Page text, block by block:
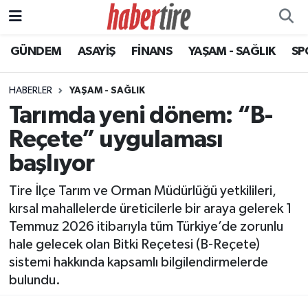
GÜNDEM ASAYİŞ FİNANS YAŞAM - SAĞLIK
HABERLER YAŞAM - SAĞLIK
Tarımda yeni dönem: “B-
Reçete” uygulaması
başlıyor
Tire İlçe Tarım ve Orman Müdürlüğü yetkilileri,
kırsal mahallelerde üreticilerle bir araya gelerek 1
Temmuz 2026 itibarıyla tüm Türkiye’de zorunlu
hale gelecek olan Bitki Reçetesi (B-Reçete)
sistemi hakkında kapsamlı bilgilendirmelerde
bulundu.
Tire Nöbetçi Eczaneler
Tire Hava Durumu
Tire Trafik Yoğunluk Haritası
Süper Lig Puan Durumu ve Fikstür
Tüm Manşetler
Son Dakika Haberleri
Haber Arşivi